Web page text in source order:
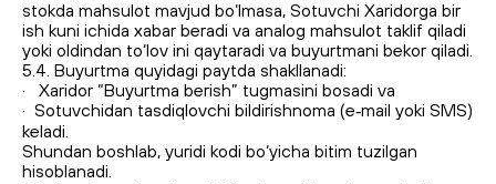
stokda mahsulot mavjud bo‘lmasa, Sotuvchi Xaridorga bir
ish kuni ichida xabar beradi va analog mahsulot taklif qiladi
yoki oldindan to‘lov ini qaytaradi va buyurtmani bekor qiladi.
5.4. Buyurtma quyidagi paytda shakllanadi:
· Xaridor “Buyurtma berish” tugmasini bosadi va
· Sotuvchidan tasdiqlovchi bildirishnoma (e‑mail yoki SMS)
keladi.
Shundan boshlab, yuridi kodi bo‘yicha bitim tuzilgan
hisoblanadi.